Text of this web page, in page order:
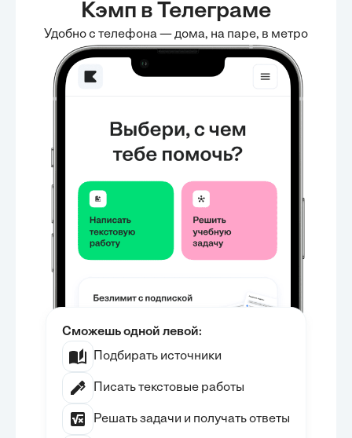
Кэмп в Телеграме
Удобно с телефона — дома, на паре, в метро
Сможешь одной левой:
Подбирать источники
Писать текстовые работы
Решать задачи и получать ответы